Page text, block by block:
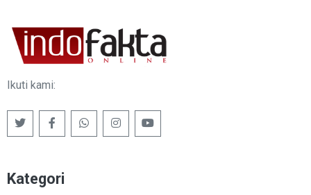
Ikuti kami:
Kategori